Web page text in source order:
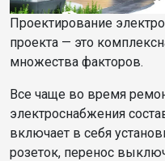
Проектирование
проекта — это
множества факторов.
Все чаще во время
электроснабжения
включает в себя
розеток, перенос